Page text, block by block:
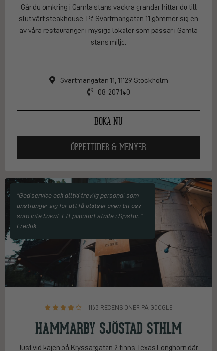
Går du omkring i Gamla stans vackra gränder hittar du till
slut vårt steakhouse. På Svartmangatan 11 gömmer sig en
av våra restauranger i mysiga lokaler som passar i Gamla
stans miljö.
Svartmangatan 11, 11129 Stockholm
08-207140
BOKA NU
ÖPPETTIDER & MENYER
"God service och alltid trevlig personal som
anstränger sig för att få platser även till oss
som inte bokat. Ett populärt ställe i Sjöstan." –
Fredrik
1163 RECENSIONER PÅ GOOGLE
HAMMARBY SJÖSTAD STHLM
Just vid kajen på Kryssargatan 2 finns Texas Longhorn där